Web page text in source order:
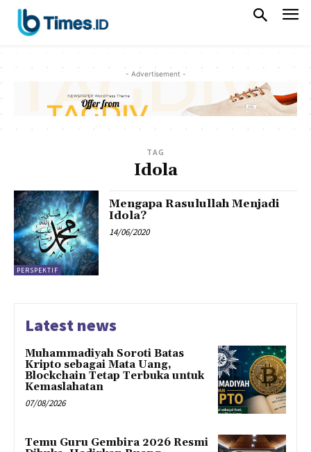
- Advertisement -
TAG
Idola
PERSPEKTIF
Mengapa Rasulullah Menjadi
Idola?
14/06/2020
Latest news
Muhammadiyah Soroti Batas
Kripto sebagai Mata Uang,
Blockchain Tetap Terbuka untuk
Kemaslahatan
07/08/2026
Temu Guru Gembira 2026 Resmi